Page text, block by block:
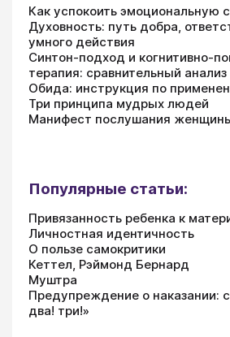
Как успокоить эмоциональную
Духовность: путь добра,
умного действия
Синтон-подход и когнитивно-
терапия: сравнительный анализ
Обида: инструкция по
Три принципа мудрых людей
Манифест послушания
Популярные статьи:
Привязанность ребенка к
Личностная идентичность
О пользе самокритики
Кеттел, Рэймонд Бернард
Муштра
Предупреждение о наказании:
два! три!»